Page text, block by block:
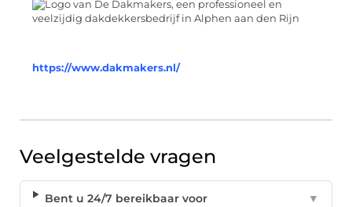
https://www.dakmakers.nl/
Veelgestelde vragen
Bent u 24/7 bereikbaar voor
▼